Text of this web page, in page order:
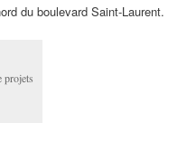
du boulevard Saint-Laurent.
projets